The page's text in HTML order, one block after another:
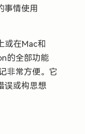
事情使用
或在Mac和
的全部功能
非常方便。它
误或构思想